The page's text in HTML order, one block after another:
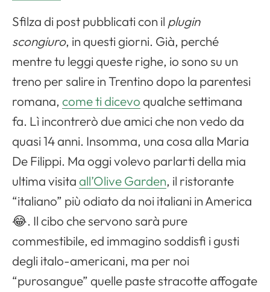
Sfilza di post pubblicati con il plugin
scongiuro, in questi giorni. Già, perché
mentre tu leggi queste righe, io sono su un
treno per salire in Trentino dopo la parentesi
romana, come ti dicevo qualche settimana
fa. Lì incontrerò due amici che non vedo da
quasi 14 anni. Insomma, una cosa alla Maria
De Filippi. Ma oggi volevo parlarti della mia
ultima visita all’Olive Garden, il ristorante
“italiano” più odiato da noi italiani in America
😂. Il cibo che servono sarà pure
commestibile, ed immagino soddisfi i gusti
degli italo-americani, ma per noi
“purosangue” quelle paste stracotte affogate